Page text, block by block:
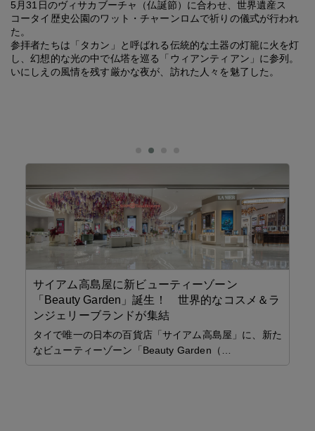
5月31日のヴィサカブーチャ（仏誕節）に合わせ、世界遺産ス
コータイ歴史公園のワット・チャーンロムで祈りの儀式が行われ
た。
参拝者たちは「タカン」と呼ばれる伝統的な土器の灯籠に火を灯
し、幻想的な光の中で仏塔を巡る「ウィアンティアン」に参列。
いにしえの風情を残す厳かな夜が、訪れた人々を魅了した。
サイアム高島屋に新ビューティーゾーン
「Beauty Garden」誕生！ 世界的なコスメ＆ラ
ンジェリーブランドが集結
タイで唯一の日本の百貨店「サイアム高島屋」に、新た
なビューティーゾーン「Beauty Garden（…